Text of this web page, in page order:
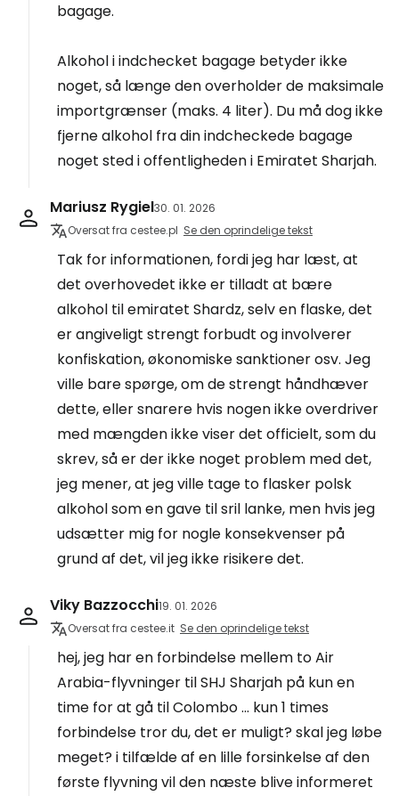
bagage.
Alkohol i indchecket bagage betyder ikke
noget, så længe den overholder de maksimale
importgrænser (maks. 4 liter). Du må dog ikke
fjerne alkohol fra din indcheckede bagage
noget sted i offentligheden i Emiratet Sharjah.
Mariusz Rygiel30. 01. 2026
Oversat fra cestee.pl Se den oprindelige tekst
Tak for informationen, fordi jeg har læst, at
det overhovedet ikke er tilladt at bære
alkohol til emiratet Shardz, selv en flaske, det
er angiveligt strengt forbudt og involverer
konfiskation, økonomiske sanktioner osv. Jeg
ville bare spørge, om de strengt håndhæver
dette, eller snarere hvis nogen ikke overdriver
med mængden ikke viser det officielt, som du
skrev, så er der ikke noget problem med det,
jeg mener, at jeg ville tage to flasker polsk
alkohol som en gave til sril lanke, men hvis jeg
udsætter mig for nogle konsekvenser på
grund af det, vil jeg ikke risikere det.
Viky Bazzocchi19. 01. 2026
Oversat fra cestee.it Se den oprindelige tekst
hej, jeg har en forbindelse mellem to Air
Arabia-flyvninger til SHJ Sharjah på kun en
time for at gå til Colombo ... kun 1 times
forbindelse tror du, det er muligt? skal jeg løbe
meget? i tilfælde af en lille forsinkelse af den
første flyvning vil den næste blive informeret